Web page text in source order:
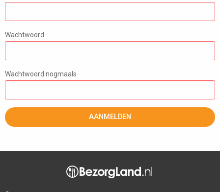
Wachtwoord
Wachtwoord nogmaals
AANMELDEN